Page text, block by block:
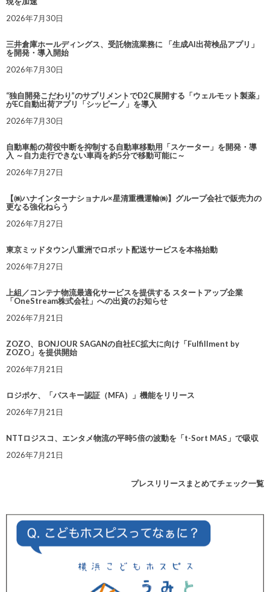
2026年7月30日
三井倉庫ホールディングス、受託物流業務に 「生成AI出荷検品アプリ」
を開発・導入開始
2026年7月30日
“独自開発こだわり”のサプリメントでD2C展開する「ウェルモット製薬」
がEC自動出荷アプリ「シッピーノ」を導入
2026年7月30日
自動車船の荷役中断を抑制する自動車移動用「スケーター」を開発・導
入 ～自力走行できない車両を約5分で移動可能に～
2026年7月27日
【㈱ハナインターナショナル×星清重機運輸㈱】グループ会社で販売力の
更なる強化ねらう
2026年7月27日
東京ミッドタウン八重洲でロボット配送サービスを本格始動
2026年7月27日
上組／コンテナ物流最適化サービスを提供する スタートアップ企業
「OneStream株式会社」への出資のお知らせ
2026年7月21日
ZOZO、BONJOUR SAGANの自社EC拡大に向け「Fulfillment by
ZOZO」を提供開始
2026年7月21日
ロジポケ、「パスキー認証（MFA）」機能をリリース
2026年7月21日
NTTロジスコ、エンタメ物流の平時5倍の波動を「t-Sort MAS」で吸収
2026年7月21日
プレスリリースまとめてチェック一覧